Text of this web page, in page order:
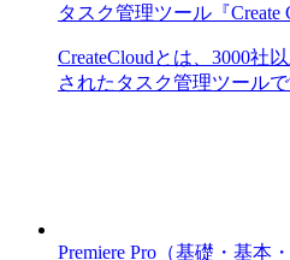
タスク管理ツール『Create
CreateCloudとは、3000社
されたタスク管理ツール
Premiere Pro（基礎・基本